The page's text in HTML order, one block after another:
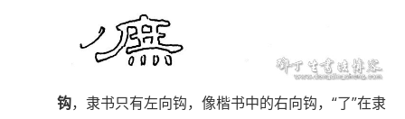
钩，隶书只有左向钩，像楷书中的右向钩，“了”在隶